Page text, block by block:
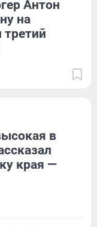
Антон
на
третий
в
края —